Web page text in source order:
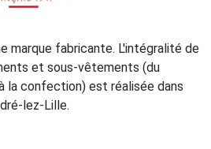
marque fabricante. L'intégralité de
et sous-vêtements (du
la confection) est réalisée dans
lez-Lille.